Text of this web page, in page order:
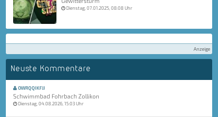
Dienstag, 07.01.2025, 08:08 Uhr
Anzeige
Neuste Kommentare
OWRQQIKFJJ
Schwimmbad Fohrbach Zollikon
Dienstag, 04.08.2026, 15:03 Uhr